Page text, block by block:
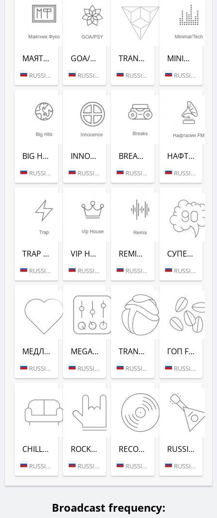
МАЯТНИК ФУКО (РАДИО РЕКОРД)
RUSSIA (MOSCOW)
GOA/PSY (РАДИО РЕКОРД)
RUSSIA (MOSCOW)
TRANCE CLASSICS (РАДИО РЕКОРД)
RUSSIA (MOSCOW)
MINIMAL/TECH (РАДИО РЕКОРД)
RUSSIA (MOSCOW)
BIG HITS (РАДИО РЕКОРД)
RUSSIA (MOSCOW)
INNOCENCE (РАДИО РЕКОРД)
RUSSIA (MOSCOW)
BREAKS (РАДИО РЕКОРД)
RUSSIA (MOSCOW)
НАФТАЛИН FM (РАДИО РЕКОРД)
RUSSIA (MOSCOW)
TRAP (РАДИО РЕКОРД)
RUSSIA (MOSCOW)
VIP HOUSE (РАДИО РЕКОРД)
RUSSIA (MOSCOW)
REMIX (РАДИО РЕКОРД)
RUSSIA (MOSCOW)
СУПЕРДИСКОТЕКА 90-Х (РАДИО РЕКОРД)
RUSSIA (MOSCOW)
МЕДЛЯК FM (РАДИО РЕКОРД)
RUSSIA (MOSCOW)
MEGAMIX (РАДИО РЕКОРД)
RUSSIA (MOSCOW)
TRANCEMISSION (РАДИО РЕКОРД)
RUSSIA (MOSCOW)
ГОП FM (РАДИО РЕКОРД)
RUSSIA (MOSCOW)
CHILL-OUT (РАДИО РЕКОРД)
RUSSIA (MOSCOW)
ROCK (РАДИО РЕКОРД)
RUSSIA (MOSCOW)
RECORD DEEP (РАДИО РЕКОРД)
RUSSIA (MOSCOW)
RUSSIAN MIX (РАДИО РЕКОРД)
RUSSIA (MOSCOW)
Broadcast frequency: